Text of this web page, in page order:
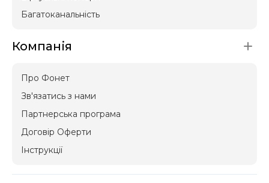
Багатоканальність
Компанія
Про Фонет
Зв'язатись з нами
Партнерська програма
Договір Оферти
Інструкції